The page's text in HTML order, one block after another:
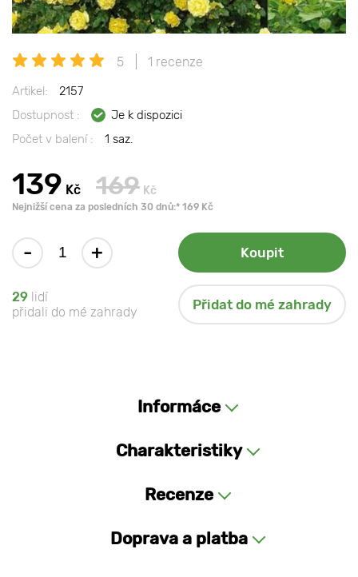
5 1 recenze
Artikel:
2157
Dostupnost :
Je k dispozici
Počet v balení :
1 saz.
139 Kč 169 Kč
Nejnižší cena za posledních 30 dnů:* 169 Kč
- + Koupit
29 lidí
přidali do mé zahrady
Přidat do mé zahrady
Informáce
Charakteristiky
Recenze
Doprava a platba